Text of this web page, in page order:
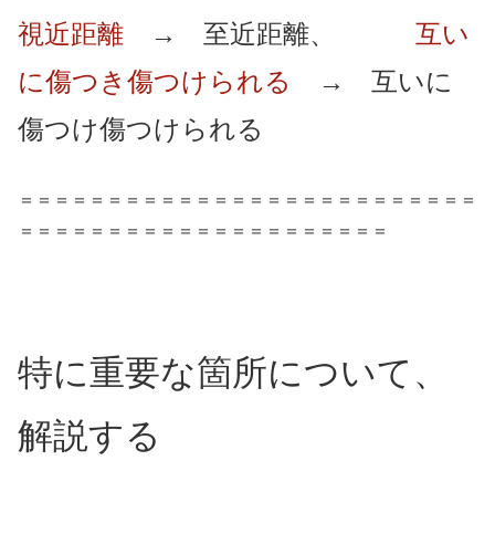
視近距離 → 至近距離、 互い
に傷つき傷つけられる
→ 互いに
傷つけ傷つけられる
＝＝＝＝＝＝＝＝＝＝＝＝＝＝＝＝＝＝＝＝＝＝＝＝＝＝
＝＝＝＝＝＝＝＝＝＝＝＝＝＝＝＝＝＝＝＝＝
特に重要な箇所について、
解説する